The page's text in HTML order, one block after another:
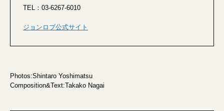
TEL：03-6267-6010
ジョンロブ公式サイト
Photos:Shintaro Yoshimatsu
Composition&Text:Takako Nagai